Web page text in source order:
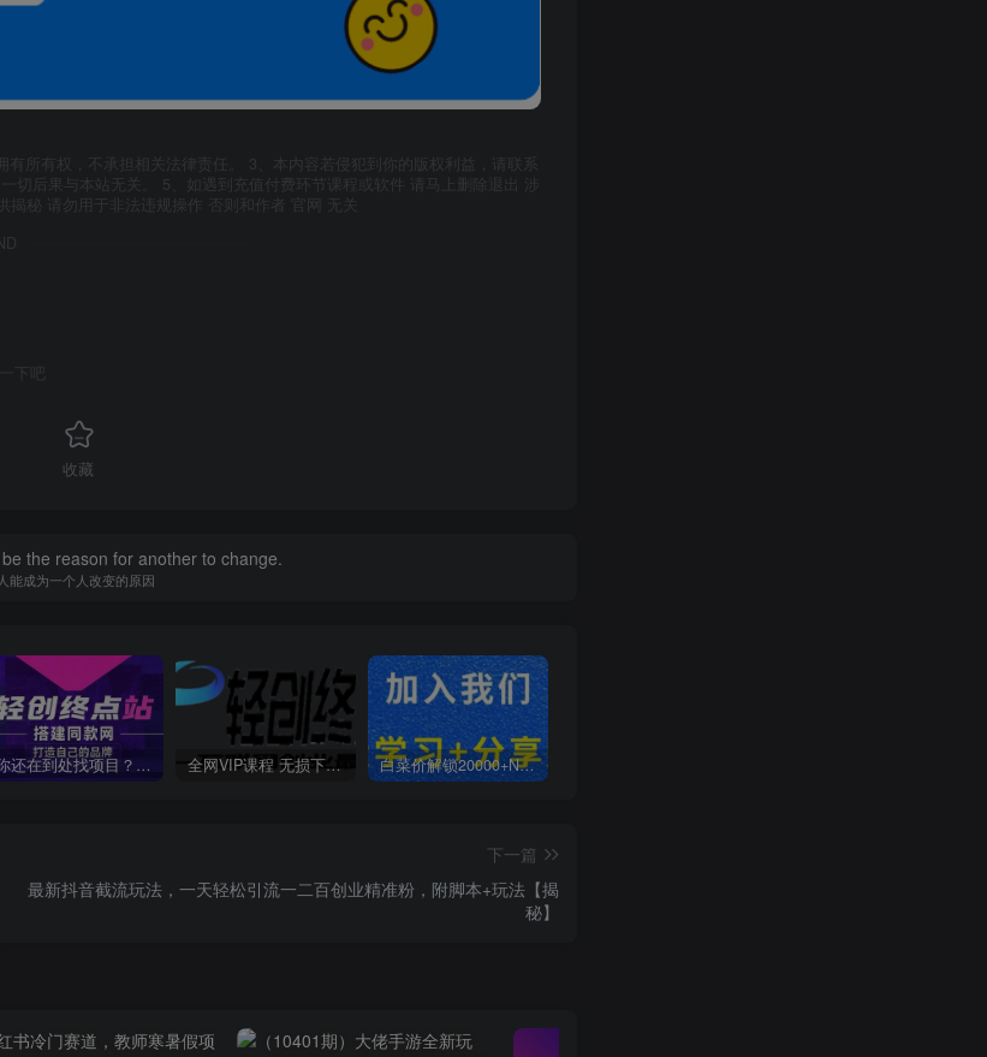
所有权，不承担相关法律责任。 3、本内容若侵犯到你的版权利益，请联系
切后果与本站无关。 5、如遇到充值付费环节课程或软件 请马上删除退出 涉
秘 请勿用于非法违规操作 否则和作者 官网 无关
下吧
收藏
the reason for another to change.
能成为一个人改变的原因
你还在到处找项目？还在当韭菜？我靠卖项目一个月收入5万+，曾经我也是个失败者。 全网VIP课程 无损下载~ 白菜价解锁20000+N个赚钱机会，加入无畏轻创会员，全站资源免费学习。
下一篇
最新抖音截流玩法，一天轻松引流一二百创业精准粉，附脚本+玩法【揭
秘】